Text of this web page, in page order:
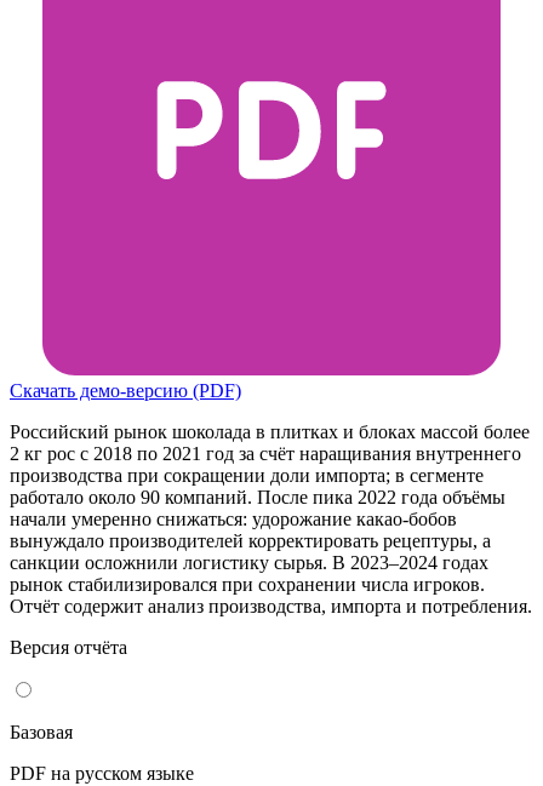
Скачать демо-версию (PDF)
Российский рынок шоколада в плитках и блоках массой более
2 кг рос с 2018 по 2021 год за счёт наращивания внутреннего
производства при сокращении доли импорта; в сегменте
работало около 90 компаний. После пика 2022 года объёмы
начали умеренно снижаться: удорожание какао-бобов
вынуждало производителей корректировать рецептуры, а
санкции осложнили логистику сырья. В 2023–2024 годах
рынок стабилизировался при сохранении числа игроков.
Отчёт содержит анализ производства, импорта и потребления.
Версия отчёта
Базовая
PDF на русском языке